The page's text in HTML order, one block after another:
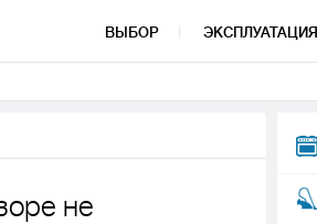
ВЫБОР ЭКСПЛУАТАЦИЯ
не